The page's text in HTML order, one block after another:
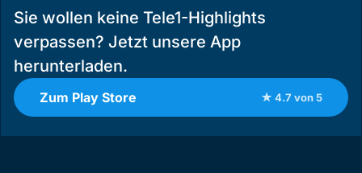
Sie wollen keine Tele1-Highlights
verpassen? Jetzt unsere App
herunterladen.
Zum Play Store ★ 4.7 von 5